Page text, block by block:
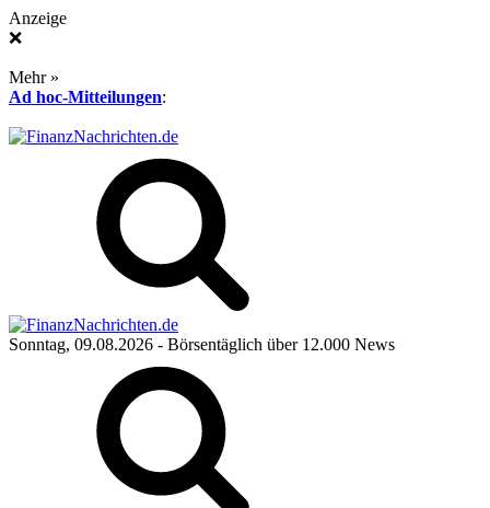
Anzeige
❌
Mehr »
Ad hoc-Mitteilungen:
Sonntag, 09.08.2026 - Börsentäglich über 12.000 News